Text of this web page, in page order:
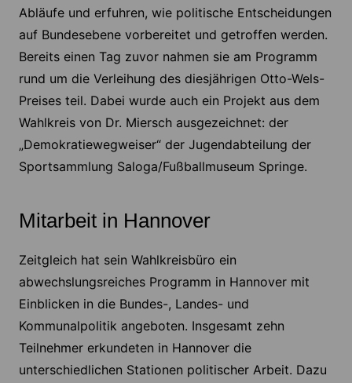
Abläufe und erfuhren, wie politische Entscheidungen
auf Bundesebene vorbereitet und getroffen werden.
Bereits einen Tag zuvor nahmen sie am Programm
rund um die Verleihung des diesjährigen Otto-Wels-
Preises teil. Dabei wurde auch ein Projekt aus dem
Wahlkreis von Dr. Miersch ausgezeichnet: der
„Demokratiewegweiser“ der Jugendabteilung der
Sportsammlung Saloga/Fußballmuseum Springe.
Mitarbeit in Hannover
Zeitgleich hat sein Wahlkreisbüro ein
abwechslungsreiches Programm in Hannover mit
Einblicken in die Bundes-, Landes- und
Kommunalpolitik angeboten. Insgesamt zehn
Teilnehmer erkundeten in Hannover die
unterschiedlichen Stationen politischer Arbeit. Dazu